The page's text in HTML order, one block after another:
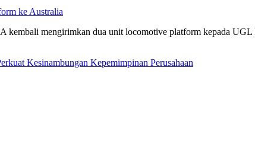
ke Australia
kembali mengirimkan dua unit locomotive platform kepada